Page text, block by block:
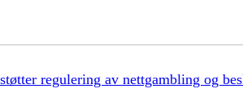
regulering av nettgambling og